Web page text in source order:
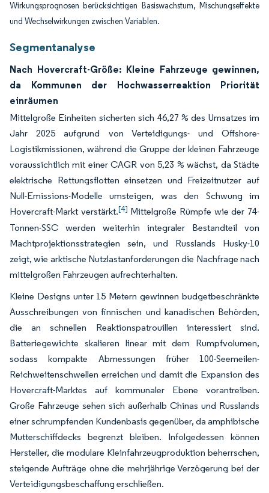
Wirkungsprognosen berücksichtigen Basiswachstum, Mischungseffekte
und Wechselwirkungen zwischen Variablen.
Segmentanalyse
Nach Hovercraft-Größe: Kleine Fahrzeuge gewinnen,
da Kommunen der Hochwasserreaktion Priorität
einräumen
Mittelgroße Einheiten sicherten sich 46,27 % des Umsatzes im
Jahr 2025 aufgrund von Verteidigungs- und Offshore-
Logistikmissionen, während die Gruppe der kleinen Fahrzeuge
voraussichtlich mit einer CAGR von 5,23 % wächst, da Städte
elektrische Rettungsflotten einsetzen und Freizeitnutzer auf
Null-Emissions-Modelle umsteigen, was den Schwung im
Hovercraft-Markt verstärkt.[4] Mittelgroße Rümpfe wie der 74-
Tonnen-SSC werden weiterhin integraler Bestandteil von
Machtprojektionsstrategien sein, und Russlands Husky-10
zeigt, wie arktische Nutzlastanforderungen die Nachfrage nach
mittelgroßen Fahrzeugen aufrechterhalten.
Kleine Designs unter 15 Metern gewinnen budgetbeschränkte
Ausschreibungen von finnischen und kanadischen Behörden,
die an schnellen Reaktionspatrouillen interessiert sind.
Batteriegewichte skalieren linear mit dem Rumpfvolumen,
sodass kompakte Abmessungen früher 100-Seemeilen-
Reichweitenschwellen erreichen und damit die Expansion des
Hovercraft-Marktes auf kommunaler Ebene vorantreiben.
Große Fahrzeuge sehen sich außerhalb Chinas und Russlands
einer schrumpfenden Kundenbasis gegenüber, da amphibische
Mutterschiffdecks begrenzt bleiben. Infolgedessen können
Hersteller, die modulare Kleinfahrzeugproduktion beherrschen,
steigende Aufträge ohne die mehrjährige Verzögerung bei der
Verteidigungsbeschaffung erschließen.